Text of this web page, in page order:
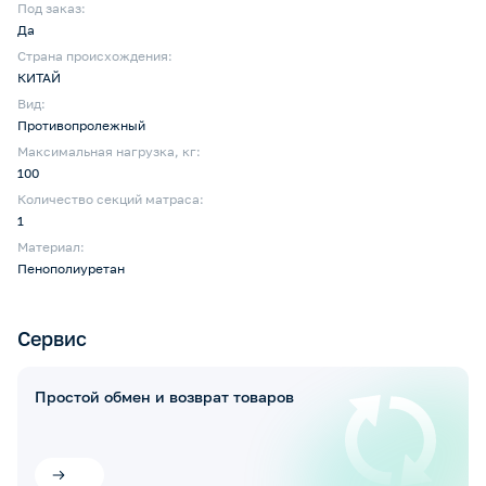
Под заказ:
Да
Страна происхождения:
КИТАЙ
Вид:
Противопролежный
Максимальная нагрузка, кг:
100
Количество секций матраса:
1
Материал:
Пенополиуретан
Сервис
Простой обмен и возврат товаров